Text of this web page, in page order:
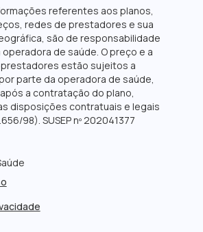
referentes aos planos,
redes de prestadores e sua
são de responsabilidade
operadora de saúde. O preço e a
estão sujeitos a
parte da operadora de saúde,
a contratação do plano,
disposições contratuais e legais
98). SUSEP nº 202041377